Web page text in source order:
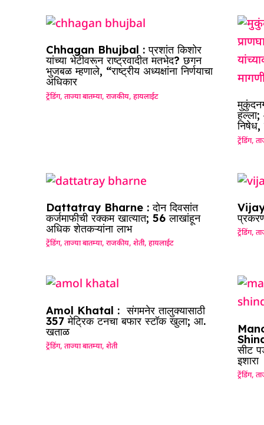
Chhagan Bhujbal : प्रशांत किशोर
यांच्या भेटीवरून राष्ट्रवादीत मतभेद? छगन
भुजबळ म्हणाले, “राष्ट्रीय अध्यक्षांना निर्णयाचा
अधिकार
ट्रेंडिंग,ताज्या बातम्या,राजकीय,हायलाईट
निषेध,
ट्रेंडिंग,
Dattatray Bharne : दोन दिवसांत
कर्जमाफीची रक्कम खात्यात; 56 लाखांहून
अधिक शेतकऱ्यांना लाभ
ट्रेंडिंग,ताज्या बातम्या,राजकीय,शेती,हायलाईट
ट्रेंडिंग,
Amol Khatal : संगमनेर तालुक्यासाठी
357 मेट्रिक टनचा बफार स्टॉक खुला; आ.
खताळ
ट्रेंडिंग,ताज्या बातम्या,शेती सीट
इशारा
ट्रेंडिंग,